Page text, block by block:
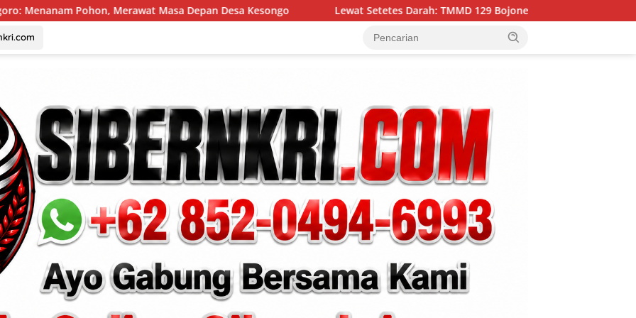
Masa Depan Desa Kesongo Lewat Setetes Darah: TMMD 129 Bojonegoro Rajut Kepedulian Kemanusiaan di Desa